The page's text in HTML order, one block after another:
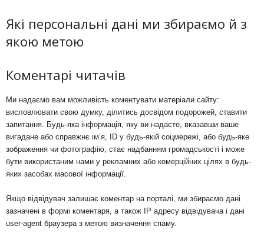
Які персональні дані ми збираємо й з
якою метою
Коментарі читачів
Ми надаємо вам можливість коментувати матеріали сайту:
висловлювати свою думку, ділитись досвідом подорожей, ставити
запитання. Будь-яка інформація, яку ви надаєте, вказавши ваше
вигадане або справжнє ім’я, ID у будь-якій соцмережі, або будь-яке
зображення чи фотографію, стає надбанням громадськості і може
бути використаним нами у рекламних або комерційних цілях в будь-
яких засобах масової інформації.
Якщо відвідувач залишає коментар на порталі, ми збираємо дані
зазначені в формі коментаря, а також IP адресу відвідувача і дані
user-agent браузера з метою визначення спаму.